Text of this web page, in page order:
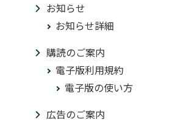
お知らせ
お知らせ詳細
購読のご案内
電子版利用規約
電子版の使い方
広告のご案内